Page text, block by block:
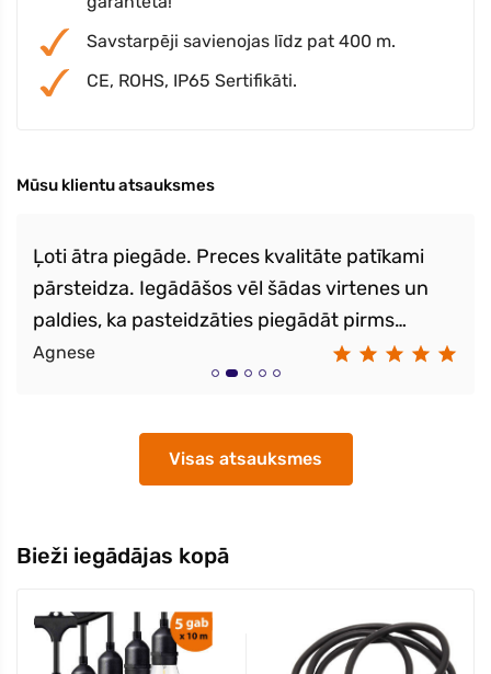
Savstarpēji savienojas līdz pat 400 m.
CE, ROHS, IP65 Sertifikāti.
Mūsu klientu atsauksmes
Ļoti ātra piegāde. Preces kvalitāte patīkami
pārsteidza. Iegādāšos vēl šādas virtenes un
paldies, ka pasteidzāties piegādāt pirms
svētkiem!
Agnese
Visas atsauksmes
Bieži iegādājas kopā